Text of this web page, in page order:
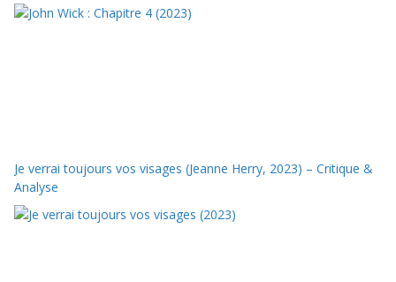
Je verrai toujours vos visages (Jeanne Herry, 2023) – Critique &
Analyse